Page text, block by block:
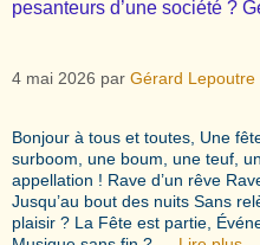
pesanteurs d’une société ?
4 mai 2026 par Gérard Lepoutre
Bonjour à tous et toutes, Une
surboom, une boum, une teuf,
appellation ! Rave d’un rêve
Jusqu’au bout des nuits Sans
plaisir ? La Fête est partie,